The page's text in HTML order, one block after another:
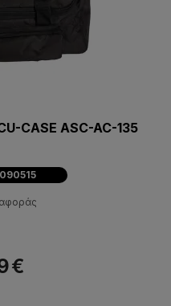
CASE ASC-AC-135
€